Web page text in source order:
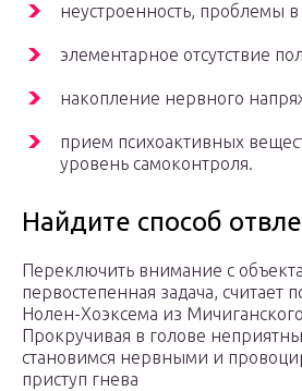
неустроенность, проблемы
элементарное отсутствие
накопление нервного
прием психоактивных
уровень самоконтроля.
Найдите способ
Переключить внимание с
первостепенная задача, считает
Нолен-Хоэксема из
Прокручивая в голове
становимся нервными и
приступ гнева